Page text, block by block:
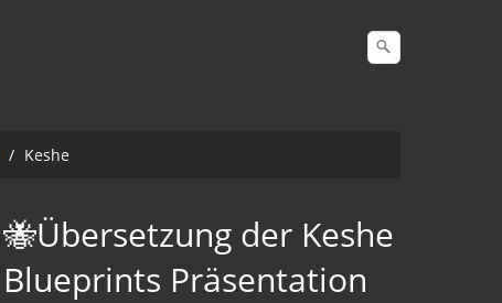
/ Keshe
🐝Übersetzung der Keshe
Blueprints Präsentation